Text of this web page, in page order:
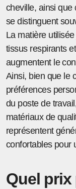
cheville, ainsi que
se distinguent
La matière
tissus respirants
augmentent le
Ainsi, bien que le
préférences
du poste de
matériaux de
représentent
confortables pour
Quel